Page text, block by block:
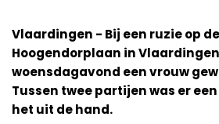
Vlaardingen - Bij een ruzie op
Hoogendorplaan in
woensdagavond een vrouw
Tussen twee partijen was er
het uit de hand.